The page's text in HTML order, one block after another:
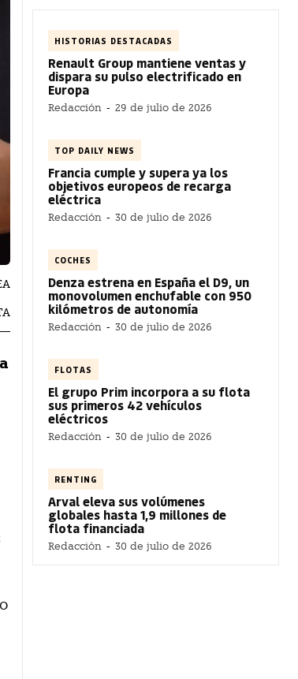
HISTORIAS DESTACADAS
Renault Group mantiene ventas y
dispara su pulso electrificado en
Europa
Redacción - 29 de julio de 2026
TOP DAILY NEWS
Francia cumple y supera ya los
objetivos europeos de recarga
eléctrica
Redacción - 30 de julio de 2026
COCHES
Denza estrena en España el D9, un
monovolumen enchufable con 950
kilómetros de autonomía
Redacción - 30 de julio de 2026
FLOTAS
El grupo Prim incorpora a su flota
sus primeros 42 vehículos
eléctricos
Redacción - 30 de julio de 2026
RENTING
Arval eleva sus volúmenes
globales hasta 1,9 millones de
flota financiada
Redacción - 30 de julio de 2026